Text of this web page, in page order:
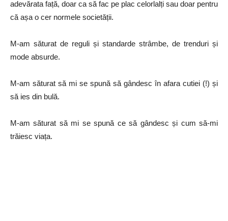
adevărata față, doar ca să fac pe plac celorlalți sau doar pentru
că așa o cer normele societății.
M-am săturat de reguli și standarde strâmbe, de trenduri și
mode absurde.
M-am săturat să mi se spună să gândesc în afara cutiei (!) și
să ies din bulă.
M-am săturat să mi se spună ce să gândesc și cum să-mi
trăiesc viața.